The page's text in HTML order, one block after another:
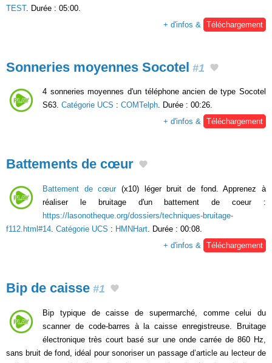
TEST. Durée : 05:00.
+ d'infos &
Téléchargement
Sonneries moyennes Socotel #1
4 sonneries moyennes d'un téléphone ancien de type Socotel
S63. Catégorie UCS : COMTelph. Durée : 00:26.
+ d'infos & Téléchargement
Battements de cœur
Battement de cœur (x10) léger bruit de fond. Apprenez à
réaliser le bruitage d'un battement de coeur :
https://lasonotheque.org/dossiers/techniques-bruitage-
f112.html#14. Catégorie UCS : HMNHart. Durée : 00:08.
+ d'infos & Téléchargement
Bip de caisse #1
Bip typique de caisse de supermarché, comme celui du
scanner de code-barres à la caisse enregistreuse. Bruitage
électronique très court basé sur une onde carrée de 860 Hz,
sans bruit de fond, idéal pour sonoriser un passage d’article au lecteur de